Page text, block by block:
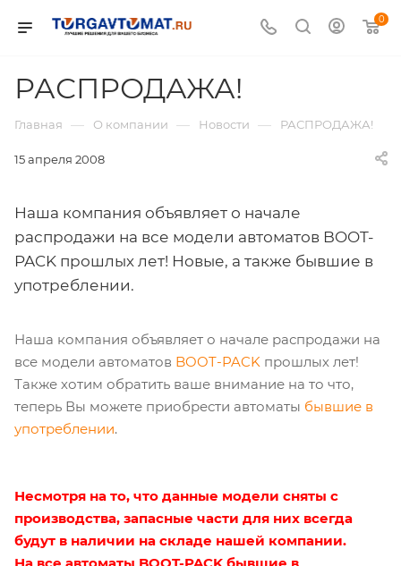
0
РАСПРОДАЖА!
Главная — О компании — Новости — РАСПРОДАЖА!
15 апреля 2008
Наша компания объявляет о начале
распродажи на все модели автоматов BOOT-
PACK прошлых лет! Новые, а также бывшие в
употреблении.
Наша компания объявляет о начале распродажи на
все модели автоматов BOOT-PACK прошлых лет!
Также хотим обратить ваше внимание на то что,
теперь Вы можете приобрести автоматы бывшие в
употреблении.
Несмотря на то, что данные модели сняты с
производства, запасные части для них всегда
будут в наличии на складе нашей компании.